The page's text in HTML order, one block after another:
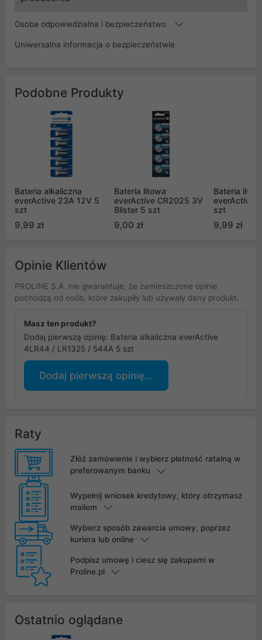
Osoba odpowiedzialna i bezpieczeństwo
Uniwersalna informacja o bezpieczeństwie
Podobne Produkty
Bateria alkaliczna
everActive 23A 12V 5
szt
9,99 zł
Bateria litowa
everActive CR2025 3V
Blister 5 szt
9,00 zł
Bateria
everActive
szt
9,99 zł
Opinie Klientów
PROLINE S.A. nie gwarantuje, że zamieszczone opinie
pochodzą od osób, które zakupiły lub używały dany produkt.
Masz ten produkt?
Dodaj pierwszą opinię: Bateria alkaliczna everActive
4LR44 / LR1325 / 544A 5 szt
Dodaj pierwszą opinię...
Raty
Złóż zamówienie i wybierz płatność ratalną w
preferowanym banku
Wypełnij wniosek kredytowy, który otrzymasz
mailem
Wybierz sposób zawarcia umowy, poprzez
kuriera lub online
Podpisz umowę i ciesz się zakupami w
Proline.pl
Ostatnio oglądane